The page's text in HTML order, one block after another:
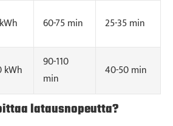
60-75 min 25-35 min
kWh
90-110
min
40-50 min
latausnopeutta?